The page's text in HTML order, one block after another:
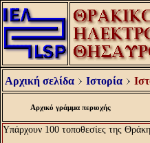
Αρχική σελίδα Ιστορία
Αρχικό γράμμα περιοχής
Υπάρχουν 100 τοποθεσίες της